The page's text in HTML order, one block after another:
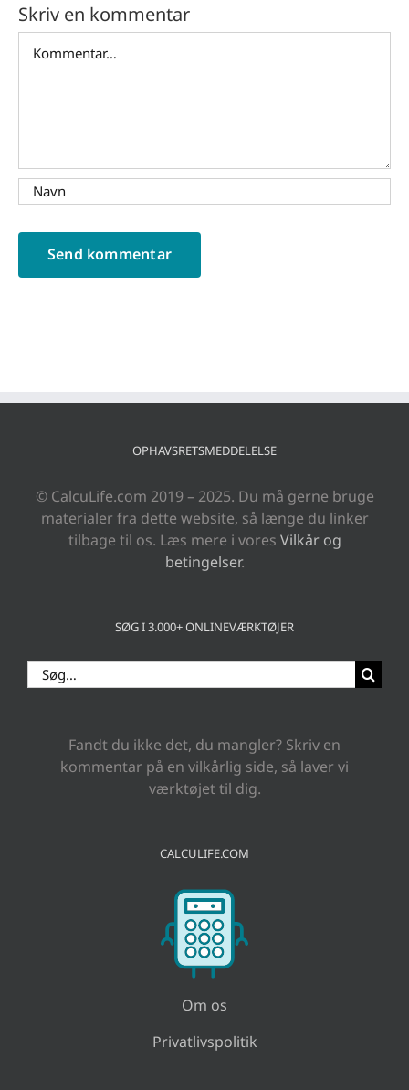
Skriv en kommentar
OPHAVSRETSMEDDELELSE
© CalcuLife.com 2019 – 2025. Du må gerne bruge
materialer fra dette website, så længe du linker
tilbage til os. Læs mere i vores Vilkår og
betingelser.
SØG I 3.000+ ONLINEVÆRKTØJER
Søg
efter:
Fandt du ikke det, du mangler? Skriv en
kommentar på en vilkårlig side, så laver vi
værktøjet til dig.
CALCULIFE.COM
Om os
Privatlivspolitik